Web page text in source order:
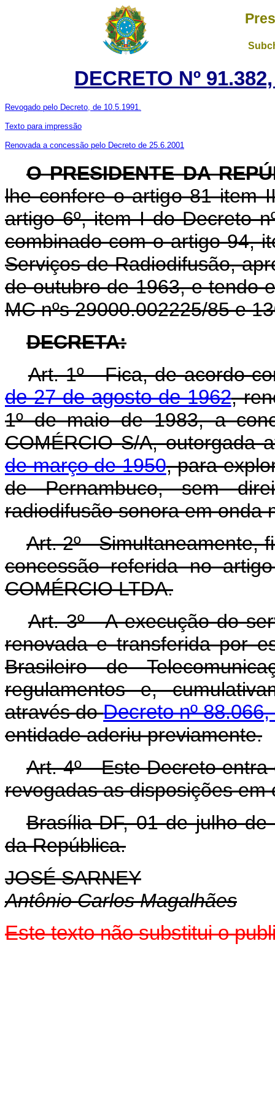
DECRETO Nº
Revogado pelo Decreto, de 10.5.1991.
Texto para impressão
Renovada a concessão pelo Decreto de 25.6.2001
O PRESIDENTE DA
lhe confere o artigo 81 item
artigo 6º, item I do Decreto
combinado com o artigo 94,
Serviços de Radiodifusão,
de outubro de 1963, e tendo
MC nºs 29000.002225/85 e
DECRETA:
Art. 1º - Fica, de acordo
de 27 de agosto de 1962,
1º de maio de 1983, a
COMÉRCIO S/A, outorgada
de março de 1950, para
de Pernambuco, sem
radiodifusão sonora em onda
Art. 2º - Simultaneamente,
concessão referida no
COMÉRCIO LTDA.
Art. 3º - A execução do
renovada e transferida por
Brasileiro de
regulamentos e,
através doDecreto nº
entidade aderiu previamente.
Art. 4º - Este Decreto
revogadas as disposições em
Brasília-DF, 01 de julho
da República.
JOSÉ SARNEY
Antônio Carlos Magalhães
Este texto não substitui o